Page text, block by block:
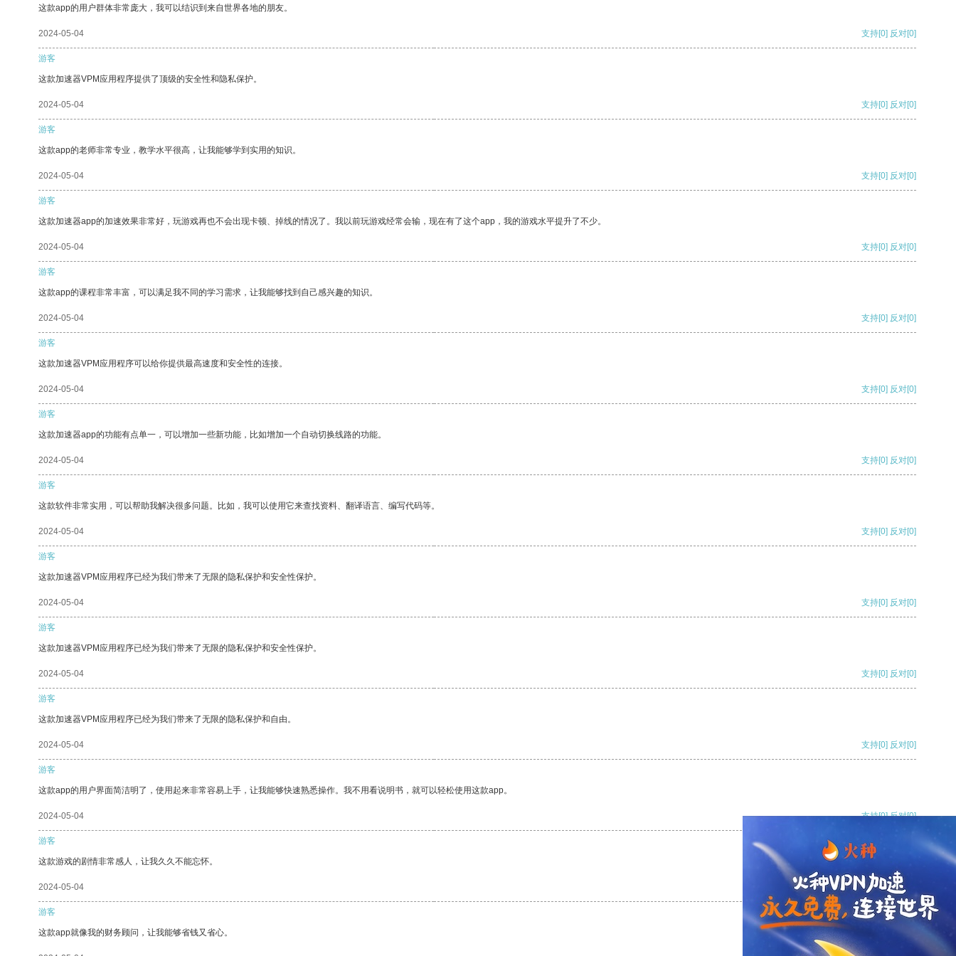
这款app的用户群体非常庞大，我可以结识到来自世界各地的朋友。
2024-05-04 支持[0] 反对[0]
游客
这款加速器VPM应用程序提供了顶级的安全性和隐私保护。
2024-05-04 支持[0] 反对[0]
游客
这款app的老师非常专业，教学水平很高，让我能够学到实用的知识。
2024-05-04 支持[0] 反对[0]
游客
这款加速器app的加速效果非常好，玩游戏再也不会出现卡顿、掉线的情况了。我以前玩游戏经常会输，现在有了这个app，我的游戏水平提升了不少。
2024-05-04 支持[0] 反对[0]
游客
这款app的课程非常丰富，可以满足我不同的学习需求，让我能够找到自己感兴趣的知识。
2024-05-04 支持[0] 反对[0]
游客
这款加速器VPM应用程序可以给你提供最高速度和安全性的连接。
2024-05-04 支持[0] 反对[0]
游客
这款加速器app的功能有点单一，可以增加一些新功能，比如增加一个自动切换线路的功能。
2024-05-04 支持[0] 反对[0]
游客
这款软件非常实用，可以帮助我解决很多问题。比如，我可以使用它来查找资料、翻译语言、编写代码等。
2024-05-04 支持[0] 反对[0]
游客
这款加速器VPM应用程序已经为我们带来了无限的隐私保护和安全性保护。
2024-05-04 支持[0] 反对[0]
游客
这款加速器VPM应用程序已经为我们带来了无限的隐私保护和安全性保护。
2024-05-04 支持[0] 反对[0]
游客
这款加速器VPM应用程序已经为我们带来了无限的隐私保护和自由。
2024-05-04 支持[0] 反对[0]
游客
这款app的用户界面简洁明了，使用起来非常容易上手，让我能够快速熟悉操作。我不用看说明书，就可以轻松使用这款app。
2024-05-04 支持[0] 反对[0]
游客
这款游戏的剧情非常感人，让我久久不能忘怀。
2024-05-04 支持[0] 反对
游客
这款app就像我的财务顾问，让我能够省钱又省心。